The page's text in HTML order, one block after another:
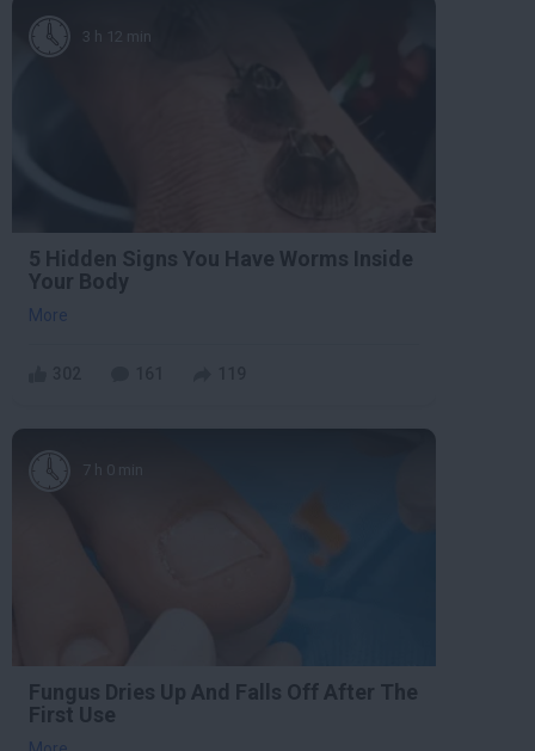
3 h 12 min
5 Hidden Signs You Have Worms Inside
Your Body
More
7 h 0 min
Fungus Dries Up And Falls Off After The
First Use